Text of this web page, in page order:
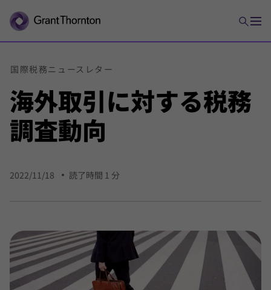
海外取引に対する税務
調査動向
国際税務ニュース レター
2022/11/18 読了時間 1 分